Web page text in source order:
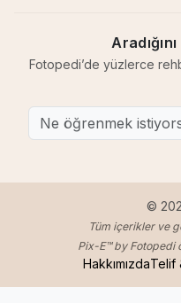
Fotopedi’de yüzlerce
©
Tüm içerikler ve
Pix-E™ by Fotopedi
HakkımızdaTelif